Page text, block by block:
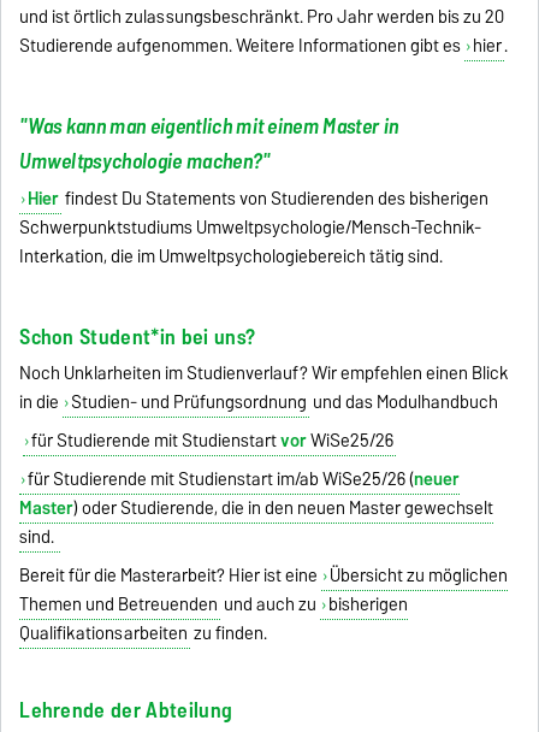
und ist örtlich zulassungsbeschränkt. Pro Jahr werden bis zu 20
Studierende aufgenommen. Weitere Informationen gibt es hier.
"Was kann man eigentlich mit einem Master in
Umweltpsychologie machen?"
Hier findest Du Statements von Studierenden des bisherigen
Schwerpunktstudiums Umweltpsychologie/Mensch-Technik-
Interkation, die im Umweltpsychologiebereich tätig sind.
Schon Student*in bei uns?
Noch Unklarheiten im Studienverlauf? Wir empfehlen einen Blick
in die Studien- und Prüfungsordnung und das Modulhandbuch
für Studierende mit StudienstartvorWiSe25/26
für Studierende mit Studienstartim/ab WiSe25/26 (neuer
Master) oder Studierende, die in den neuen Master gewechselt
sind.
Bereit für die Masterarbeit? Hier ist eine Übersicht zu möglichen
Themen und Betreuenden und auch zu bisherigen
Qualifikationsarbeiten zu finden.
Lehrende der Abteilung